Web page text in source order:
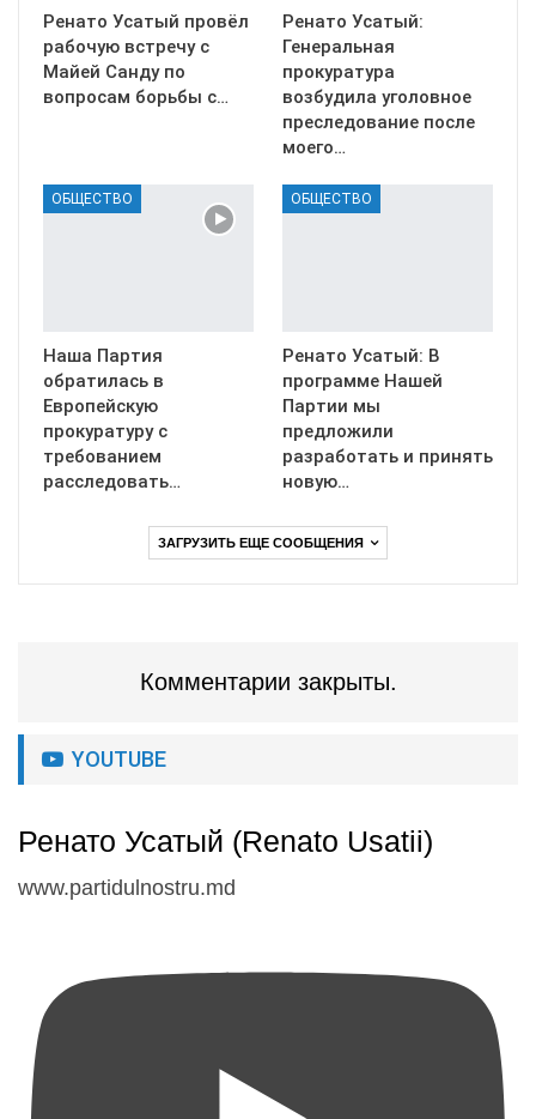
Ренато Усатый провёл
рабочую встречу с
Майей Санду по
вопросам борьбы с…
Ренато Усатый:
Генеральная
прокуратура
возбудила уголовное
преследование после
моего…
ОБЩЕСТВО
Наша Партия
обратилась в
Европейскую
прокуратуру с
требованием
расследовать…
ОБЩЕСТВО
Ренато Усатый: В
программе Нашей
Партии мы
предложили
разработать и принять
новую…
ЗАГРУЗИТЬ ЕЩЕ СООБЩЕНИЯ
Комментарии закрыты.
YOUTUBE
Ренато Усатый (Renato Usatii)
www.partidulnostru.md